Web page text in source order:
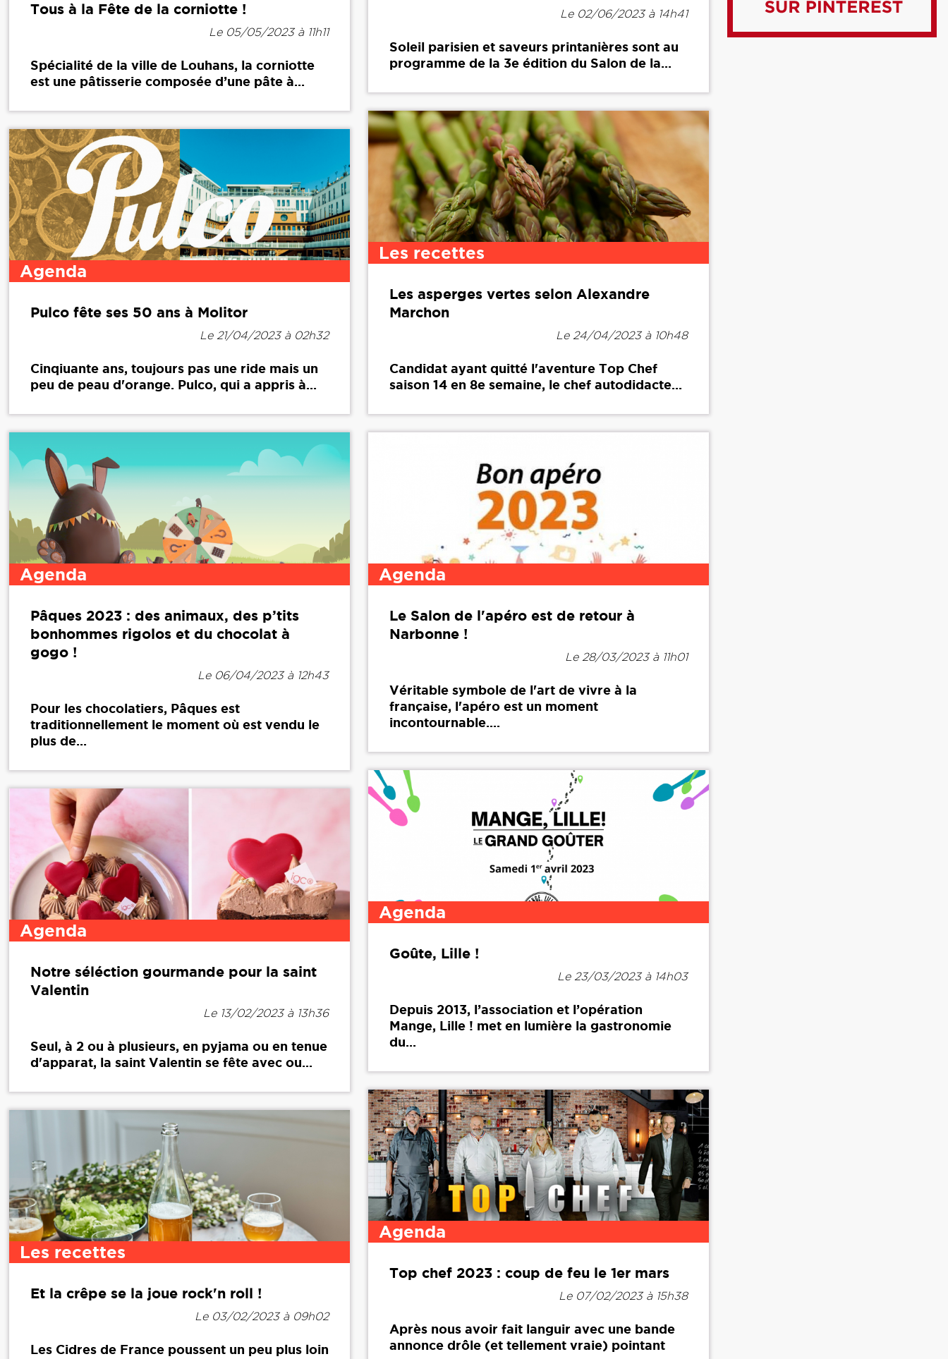
Le 02/06/2023 à 14h41
Soleil parisien et saveurs printanières sont au
programme de la 3e édition du Salon de la...
Tous à la Fête de la corniotte !
Le 05/05/2023 à 11h11
Spécialité de la ville de Louhans, la corniotte
est une pâtisserie composée d’une pâte à...
Les recettes
Les asperges vertes selon Alexandre
Marchon
Le 24/04/2023 à 10h48
Candidat ayant quitté l'aventure Top Chef
saison 14 en 8e semaine, le chef autodidacte...
Agenda
Pulco fête ses 50 ans à Molitor
Le 21/04/2023 à 02h32
Cinqiuante ans, toujours pas une ride mais un
peu de peau d'orange. Pulco, qui a appris à...
Agenda
Pâques 2023 : des animaux, des p’tits
bonhommes rigolos et du chocolat à
gogo !
Le 06/04/2023 à 12h43
Pour les chocolatiers, Pâques est
traditionnellement le moment où est vendu le
plus de...
Agenda
Le Salon de l'apéro est de retour à
Narbonne !
Le 28/03/2023 à 11h01
Véritable symbole de l'art de vivre à la
française, l'apéro est un moment
incontournable....
Agenda
Goûte, Lille !
Le 23/03/2023 à 14h03
Depuis 2013, l’association et l’opération
Mange, Lille ! met en lumière la gastronomie
du...
Agenda
Notre séléction gourmande pour la saint
Valentin
Le 13/02/2023 à 13h36
Seul, à 2 ou à plusieurs, en pyjama ou en tenue
d'apparat, la saint Valentin se fête avec ou...
Agenda
Top chef 2023 : coup de feu le 1er mars
Le 07/02/2023 à 15h38
Après nous avoir fait languir avec une bande
annonce drôle (et tellement vraie) pointant
Les recettes
Et la crêpe se la joue rock'n roll !
Le 03/02/2023 à 09h02
Les Cidres de France poussent un peu plus loin